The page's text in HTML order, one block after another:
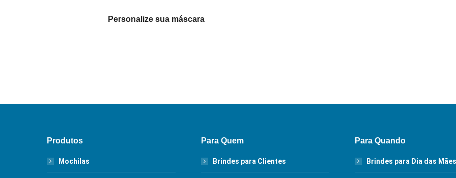
Personalize sua máscara
Produtos
Mochilas
Para Quem
Brindes para Clientes
Para Quando
Brindes para Dia das Mães